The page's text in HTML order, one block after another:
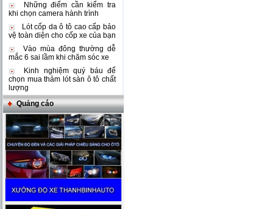
Những điểm cần kiểm tra
khi chọn camera hành trình
Lót cốp da ô tô cao cấp bảo
vệ toàn diện cho cốp xe của bạn
Vào mùa đông thường dễ
mắc 6 sai lầm khi chăm sóc xe
Kinh nghiệm quý báu để
chọn mua thảm lót sàn ô tô chất
lượng
Quảng cáo